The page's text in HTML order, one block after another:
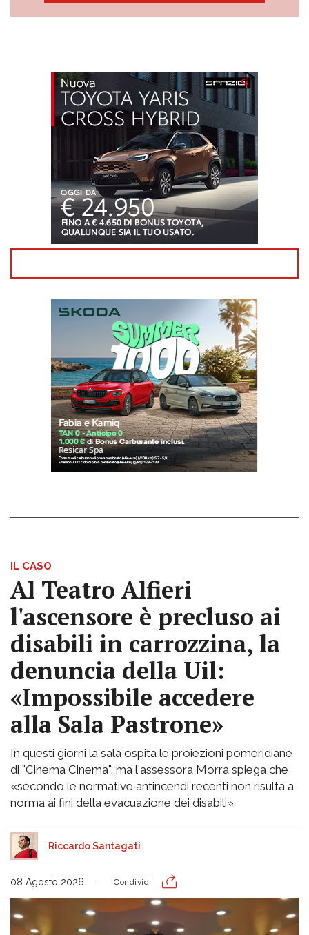
IL CASO
Al Teatro Alfieri
l'ascensore è precluso ai
disabili in carrozzina, la
denuncia della Uil:
«Impossibile accedere
alla Sala Pastrone»
In questi giorni la sala ospita le proiezioni pomeridiane
di "Cinema Cinema", ma l'assessora Morra spiega che
«secondo le normative antincendi recenti non risulta a
norma ai fini della evacuazione dei disabili»
Riccardo Santagati
08 Agosto 2026 Condividi